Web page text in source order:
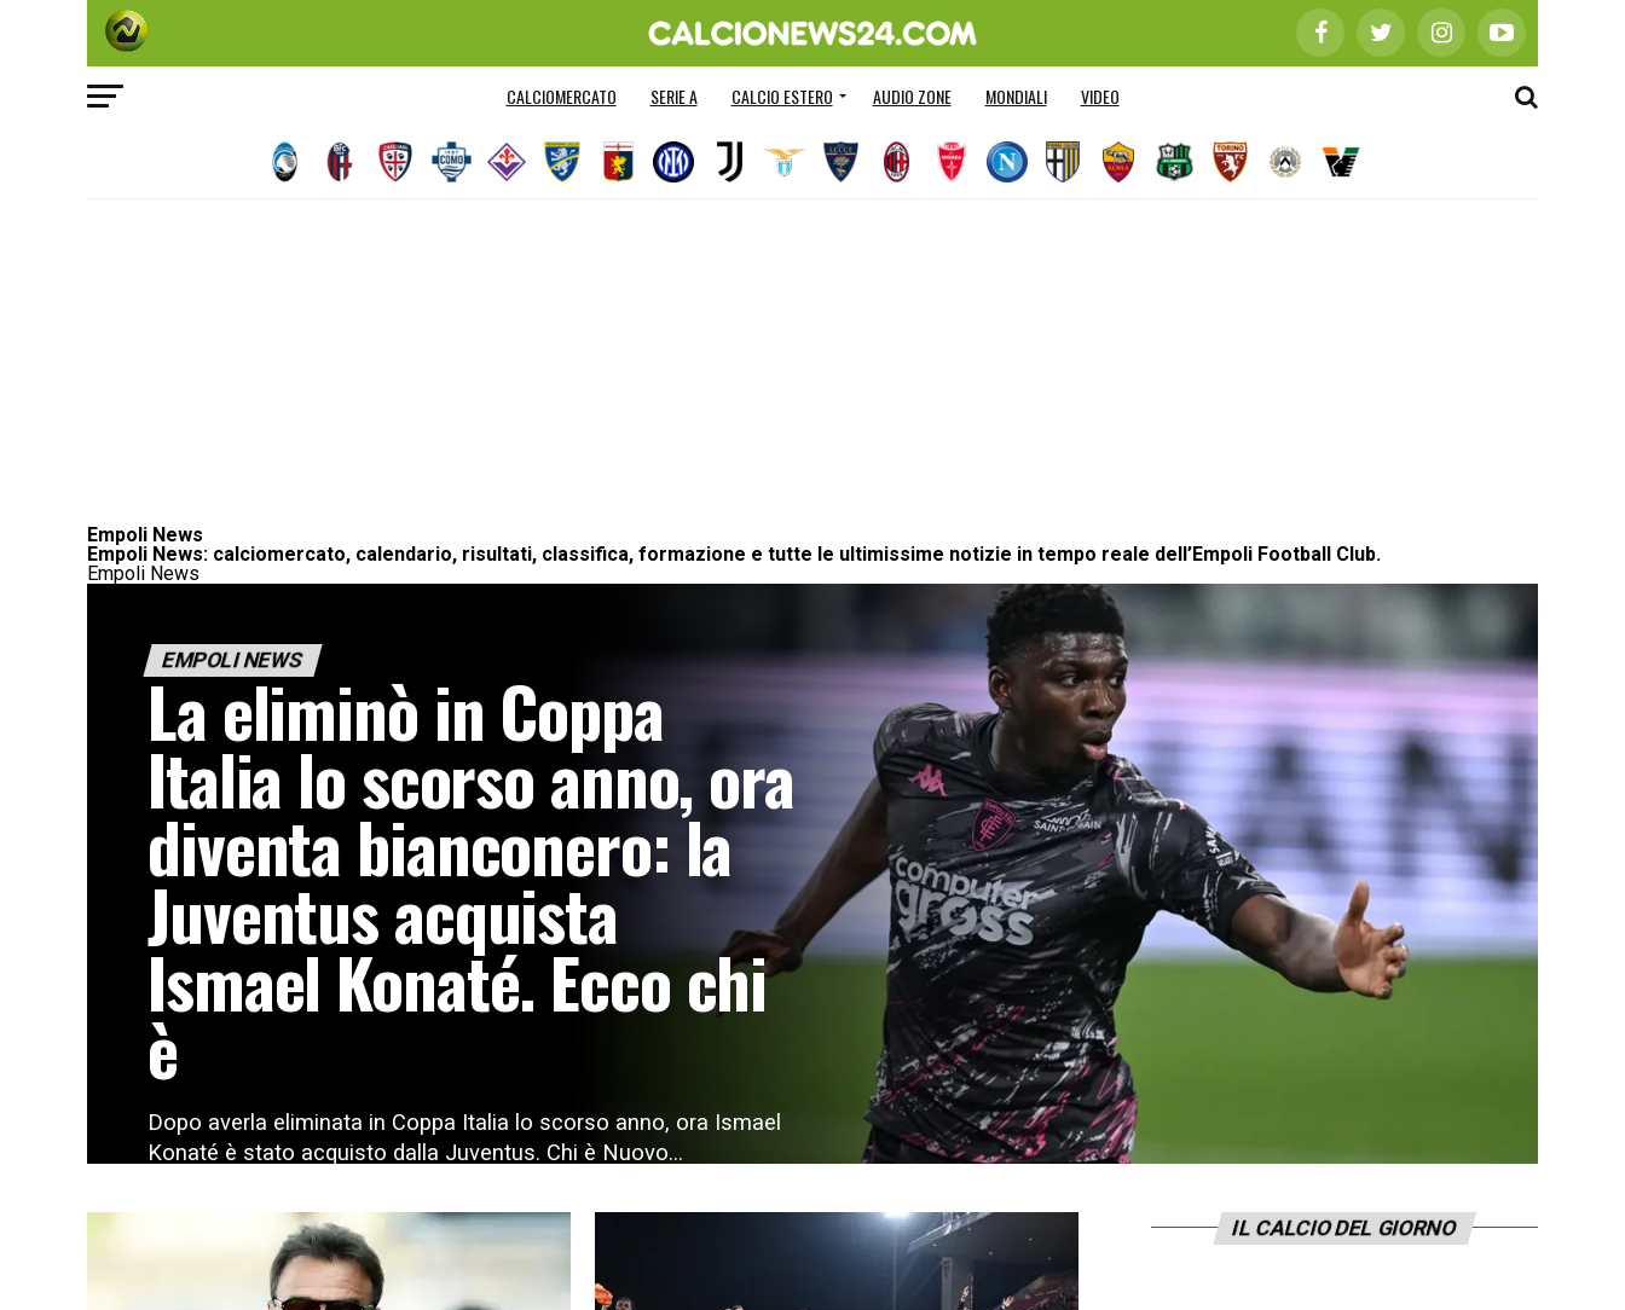
CALCIOMERCATO SERIE A CALCIO ESTERO AUDIO ZONE MONDIALI VIDEO
Empoli News
Empoli News: calciomercato, calendario, risultati, classifica, formazione e tutte le ultimissime notizie in tempo reale dell’Empoli Football Club.
Empoli News
EMPOLI NEWS
La eliminò in Coppa
Italia lo scorso anno, ora
diventa bianconero: la
Juventus acquista
Ismael Konaté. Ecco chi
è
Dopo averla eliminata in Coppa Italia lo scorso anno, ora Ismael
Konaté è stato acquisto dalla Juventus. Chi è Nuovo...
IL CALCIO DEL GIORNO